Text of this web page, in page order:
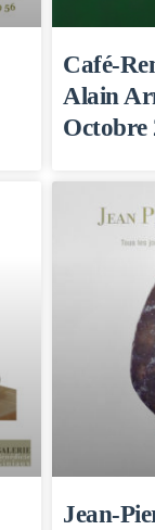
Café-
Alain
Octobre
Jean-